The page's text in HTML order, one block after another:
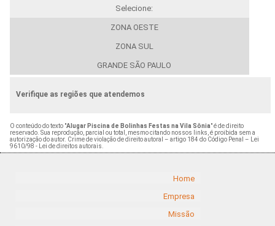
Selecione:
ZONA OESTE
ZONA SUL
GRANDE SÃO PAULO
Verifique as regiões que atendemos
O conteúdo do texto "Alugar Piscina de Bolinhas Festas na Vila Sônia" é de direito
reservado. Sua reprodução, parcial ou total, mesmo citando nossos links, é proibida sem a
autorização do autor. Crime de violação de direito autoral – artigo 184 do Código Penal – Lei
9610/98 - Lei de direitos autorais.
Home
Empresa
Missão